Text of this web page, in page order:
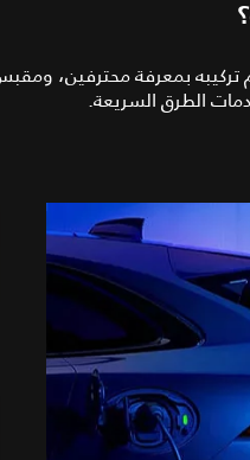
بمعرفة محترفين،
الطرق السريعة.